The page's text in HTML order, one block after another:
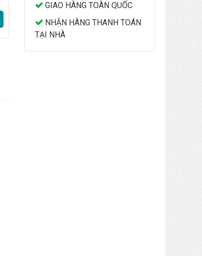
GIAO HÀNG TOÀN QUỐC
NHẬN HÀNG THANH TOÁN
TẠI NHÀ